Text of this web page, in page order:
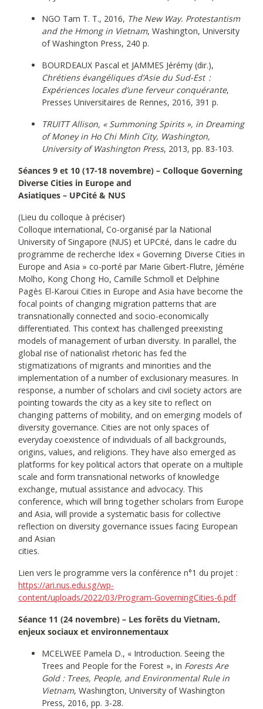
NGO Tam T. T., 2016, The New Way. Protestantism
and the Hmong in Vietnam, Washington, University
of Washington Press, 240 p.
BOURDEAUX Pascal et JAMMES Jérémy (dir.),
Chrétiens évangéliques d’Asie du Sud-Est :
Expériences locales d’une ferveur conquérante,
Presses Universitaires de Rennes, 2016, 391 p.
TRUITT Allison, « Summoning Spirits », in Dreaming
of Money in Ho Chi Minh City, Washington,
University of Washington Press, 2013, pp. 83-103.
Séances 9 et 10 (17-18 novembre) – Colloque Governing
Diverse Cities in Europe and
Asiatiques – UPCité & NUS
(Lieu du colloque à préciser)
Colloque international, Co-organisé par la National
University of Singapore (NUS) et UPCité, dans le cadre du
programme de recherche Idex « Governing Diverse Cities in
Europe and Asia » co-porté par Marie Gibert-Flutre, Jémérie
Molho, Kong Chong Ho, Camille Schmoll et Delphine
Pagès El-Karoui Cities in Europe and Asia have become the
focal points of changing migration patterns that are
transnationally connected and socio-economically
differentiated. This context has challenged preexisting
models of management of urban diversity. In parallel, the
global rise of nationalist rhetoric has fed the
stigmatizations of migrants and minorities and the
implementation of a number of exclusionary measures. In
response, a number of scholars and civil society actors are
pointing towards the city as a key site to reflect on
changing patterns of mobility, and on emerging models of
diversity governance. Cities are not only spaces of
everyday coexistence of individuals of all backgrounds,
origins, values, and religions. They have also emerged as
platforms for key political actors that operate on a multiple
scale and form transnational networks of knowledge
exchange, mutual assistance and advocacy. This
conference, which will bring together scholars from Europe
and Asia, will provide a systematic basis for collective
reflection on diversity governance issues facing European
and Asian
cities.
Lien vers le programme vers la conférence n°1 du projet :
https://ari.nus.edu.sg/wp-
content/uploads/2022/03/Program-GoverningCities-6.pdf
Séance 11 (24 novembre) – Les forêts du Vietnam,
enjeux sociaux et environnementaux
MCELWEE Pamela D., « Introduction. Seeing the
Trees and People for the Forest », in Forests Are
Gold : Trees, People, and Environmental Rule in
Vietnam, Washington, University of Washington
Press, 2016, pp. 3-28.